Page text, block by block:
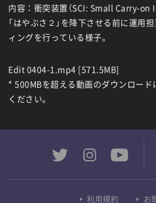
内容：衝突装置（SCI: Small Carry-on
「はやぶさ２」を降下させる前に運用
ィングを行っている様子。
Edit 0404-1.mp4 [571.5MB]
* 500MBを超える動画のダウンロー
ください。
利用規約 お